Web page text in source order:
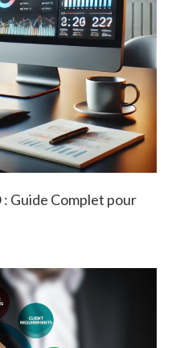
: Guide Complet pour